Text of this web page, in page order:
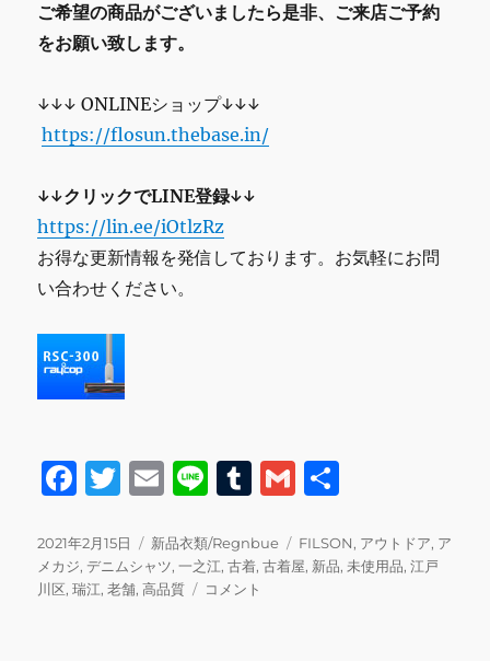
ご希望の商品がございましたら是非、ご来店ご予約
をお願い致します。
↓↓↓ ONLINEショップ↓↓↓
https://flosun.thebase.in/
↓↓クリックでLINE登録↓↓
https://lin.ee/iOtlzRz
お得な更新情報を発信しております。お気軽にお問
い合わせください。
F
c
e
T
it
te
E
ai
l
Li
e
T
m
bl
G
ai
l
投
稿
日:
2021年2月15日
カ
テ
ゴ
新品衣類/Regnbue
タ
グ
FILSON, アウトドア, ア
メカジ, デニムシャツ,一之江,古着,古着屋, 新品, 未使用品,江戸
川区,瑞江,老舗,高品質
FILSON
コメント